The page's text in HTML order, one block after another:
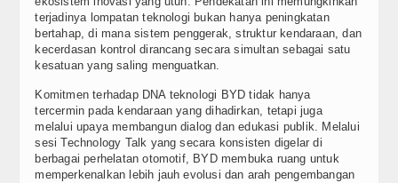
terjadinya lompatan teknologi bukan hanya peningkatan
bertahap, di mana sistem penggerak, struktur kendaraan, dan
kecerdasan kontrol dirancang secara simultan sebagai satu
kesatuan yang saling menguatkan.
Komitmen terhadap DNA teknologi BYD tidak hanya
tercermin pada kendaraan yang dihadirkan, tetapi juga
melalui upaya membangun dialog dan edukasi publik. Melalui
sesi Technology Talk yang secara konsisten digelar di
berbagai perhelatan otomotif, BYD membuka ruang untuk
memperkenalkan lebih jauh evolusi dan arah pengembangan